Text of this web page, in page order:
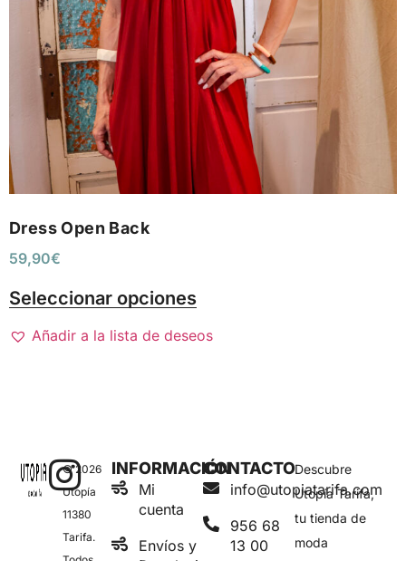
Dress Open Back
59,90€
Seleccionar opciones
Añadir a la lista de deseos
© 2026
Utopía
11380
Tarifa.
Descubre
Utopía Tarifa,
tu tienda de
moda
CONTACTO
info@utopiatarifa.com
956 68
13 00
INFORMACIÓN
Mi
cuenta
Envíos y